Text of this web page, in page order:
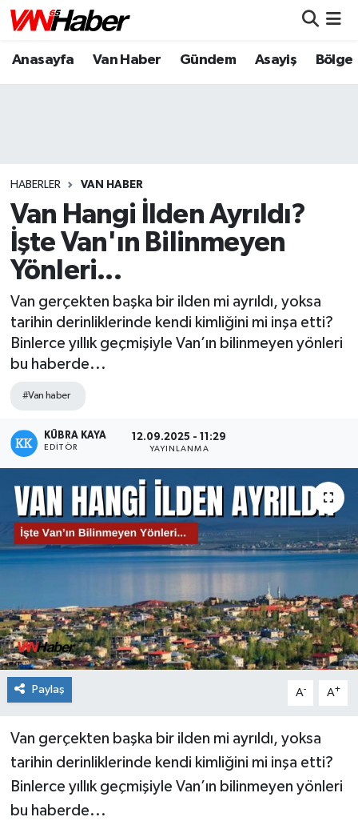
Anasayfa Van Haber Gündem Asayiş Bölge
HABERLER VAN HABER
Van Hangi İlden Ayrıldı?
İşte Van'ın Bilinmeyen
Yönleri...
Van gerçekten başka bir ilden mi ayrıldı, yoksa
tarihin derinliklerinde kendi kimliğini mi inşa etti?
Binlerce yıllık geçmişiyle Van’ın bilinmeyen yönleri
bu haberde...
#Van haber
KÜBRA KAYA
EDITÖR
12.09.2025 - 11:29
YAYINLANMA
Paylaş A- A+
Van gerçekten başka bir ilden mi ayrıldı, yoksa
tarihin derinliklerinde kendi kimliğini mi inşa etti?
Binlerce yıllık geçmişiyle Van’ın bilinmeyen yönleri
bu haberde...
Nöbetçi Eczaneler
Puan Durumu ve Fikstür
Tüm Manşetler
Son Dakika Haberleri
Haber Arşivi